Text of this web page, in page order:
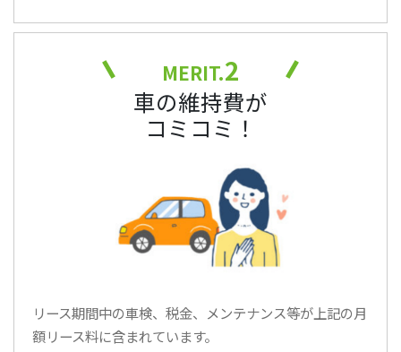
MERIT.2
車の維持費が
コミコミ！
リース期間中の車検、税金、メンテナンス等が上記の月
額リース料に含まれています。